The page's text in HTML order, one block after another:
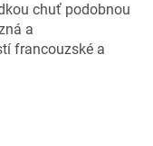
chuť podobnou
a
francouzské a